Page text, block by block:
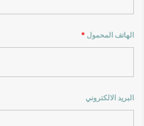
الهاتف المحمول*
البريد الالكتروني